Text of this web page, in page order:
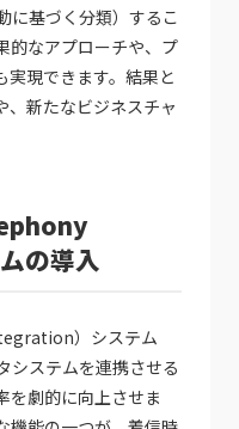
に基づく分類）するこ
的なアプローチや、プ
実現できます。結果と
、新たなビジネスチャ
の導入
）システム
システムを連携させる
を劇的に向上させま